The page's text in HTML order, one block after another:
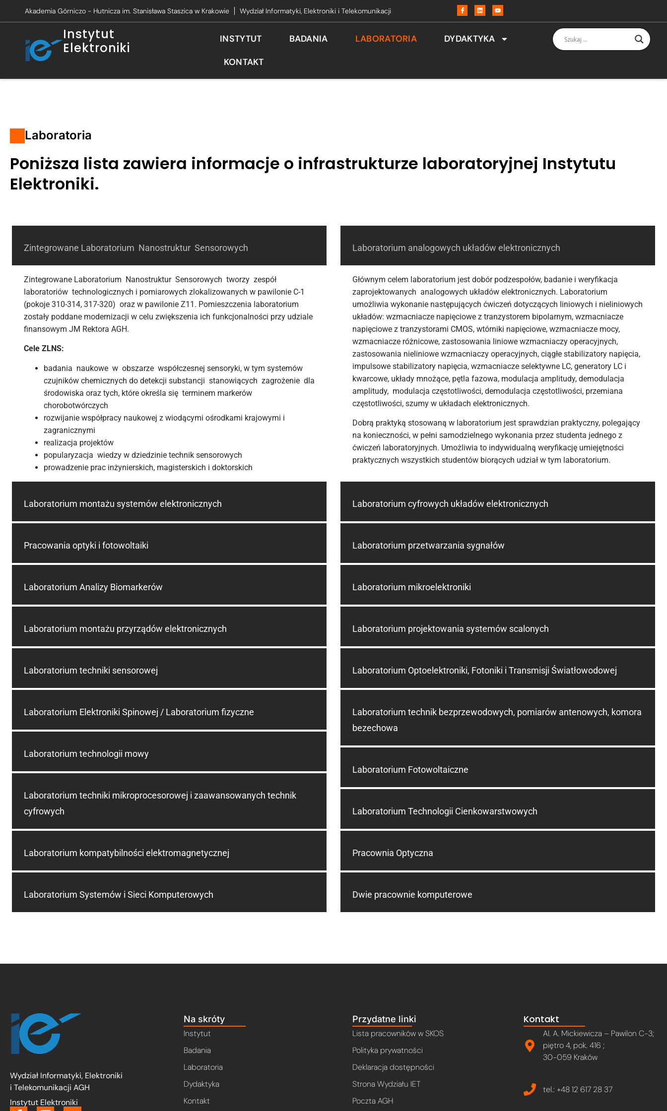
Akademia Górniczo - Hutnicza im. Stanisława Staszica w Krakowie Wydział Informatyki, Elektroniki i Telekomunikacji
Instytut
Elektroniki
INSTYTUT BADANIA LABORATORIA DYDAKTYKA
KONTAKT
Laboratoria
Poniższa lista zawiera informacje o infrastrukturze laboratoryjnej Instytutu
Elektroniki.
Zintegrowane Laboratorium Nanostruktur Sensorowych
Zintegrowane Laboratorium Nanostruktur Sensorowych tworzy zespół
laboratoriów technologicznych i pomiarowych zlokalizowanych w pawilonie C-1
(pokoje 310-314, 317-320) oraz w pawilonie Z11. Pomieszczenia laboratorium
zostały poddane modernizacji w celu zwiększenia ich funkcjonalności przy udziale
finansowym JM Rektora AGH.
Cele ZLNS:
badania naukowe w obszarze współczesnej sensoryki, w tym systemów
czujników chemicznych do detekcji substancji stanowiących zagrożenie dla
środowiska oraz tych, które określa się terminem markerów
chorobotwórczych
rozwijanie współpracy naukowej z wiodącymi ośrodkami krajowymi i
zagranicznymi
realizacja projektów
popularyzacja wiedzy w dziedzinie technik sensorowych
prowadzenie prac inżynierskich, magisterskich i doktorskich
Laboratorium montażu systemów elektronicznych
Pracowania optyki i fotowoltaiki
Laboratorium Analizy Biomarkerów
Laboratorium montażu przyrządów elektronicznych
Laboratorium techniki sensorowej
Laboratorium Elektroniki Spinowej / Laboratorium fizyczne
Laboratorium technologii mowy
Laboratorium techniki mikroprocesorowej i zaawansowanych technik
cyfrowych
Laboratorium kompatybilności elektromagnetycznej
Laboratorium Systemów i Sieci Komputerowych
Laboratorium analogowych układów elektronicznych
Głównym celem laboratorium jest dobór podzespołów, badanie i weryfikacja
zaprojektowanych analogowych układów elektronicznych. Laboratorium
umożliwia wykonanie następujących ćwiczeń dotyczących liniowych i nieliniowych
układów: wzmacniacze napięciowe z tranzystorem bipolarnym, wzmacniacze
napięciowe z tranzystorami CMOS, wtórniki napięciowe, wzmacniacze mocy,
wzmacniacze różnicowe, zastosowania liniowe wzmacniaczy operacyjnych,
zastosowania nieliniowe wzmacniaczy operacyjnych, ciągłe stabilizatory napięcia,
impulsowe stabilizatory napięcia, wzmacniacze selektywne LC, generatory LC i
kwarcowe, układy mnożące, pętla fazowa, modulacja amplitudy, demodulacja
amplitudy, modulacja częstotliwości, demodulacja częstotliwości, przemiana
częstotliwości, szumy w układach elektronicznych.
Dobrą praktyką stosowaną w laboratorium jest sprawdzian praktyczny, polegający
na konieczności, w pełni samodzielnego wykonania przez studenta jednego z
ćwiczeń laboratoryjnych. Umożliwia to indywidualną weryfikację umiejętności
praktycznych wszystkich studentów biorących udział w tym laboratorium.
Laboratorium cyfrowych układów elektronicznych
Laboratorium przetwarzania sygnałów
Laboratorium mikroelektroniki
Laboratorium projektowania systemów scalonych
Laboratorium Optoelektroniki, Fotoniki i Transmisji Światłowodowej
Laboratorium technik bezprzewodowych, pomiarów antenowych, komora
bezechowa
Laboratorium Fotowoltaiczne
Laboratorium Technologii Cienkowarstwowych
Pracownia Optyczna
Dwie pracownie komputerowe
Wydział Informatyki, Elektroniki
i Telekomunikacji AGH
Instytut Elektroniki
Na skróty
Instytut
Badania
Laboratoria
Dydaktyka
Kontakt
Przydatne linki
Lista pracowników w SKOS
Polityka prywatności
Deklaracja dostępności
Strona Wydziału IET
Poczta AGH
Kontakt
Al. A. Mickiewicza – Pawilon C-3;
piętro 4, pok. 416 ;
30-059 Kraków
tel.: +48 12 617 28 37